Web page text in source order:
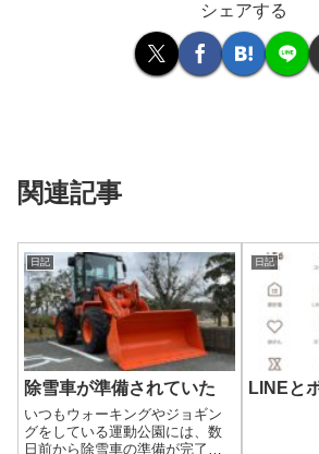
シェアする
関連記事
日記
除雪車が準備されていた
いつもウォーキングやジョギン
グをしている運動公園には、数
日前から除雪車の準備が完了し
日記
LINEと